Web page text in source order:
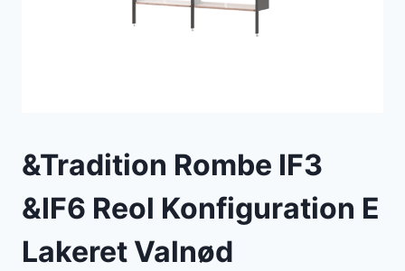
&Tradition Rombe IF3
&IF6 Reol Konfiguration E
Lakeret Valnød